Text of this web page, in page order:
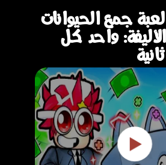
لعبة جمع الحيوانات
الأليفة: واحد كل
ثانية